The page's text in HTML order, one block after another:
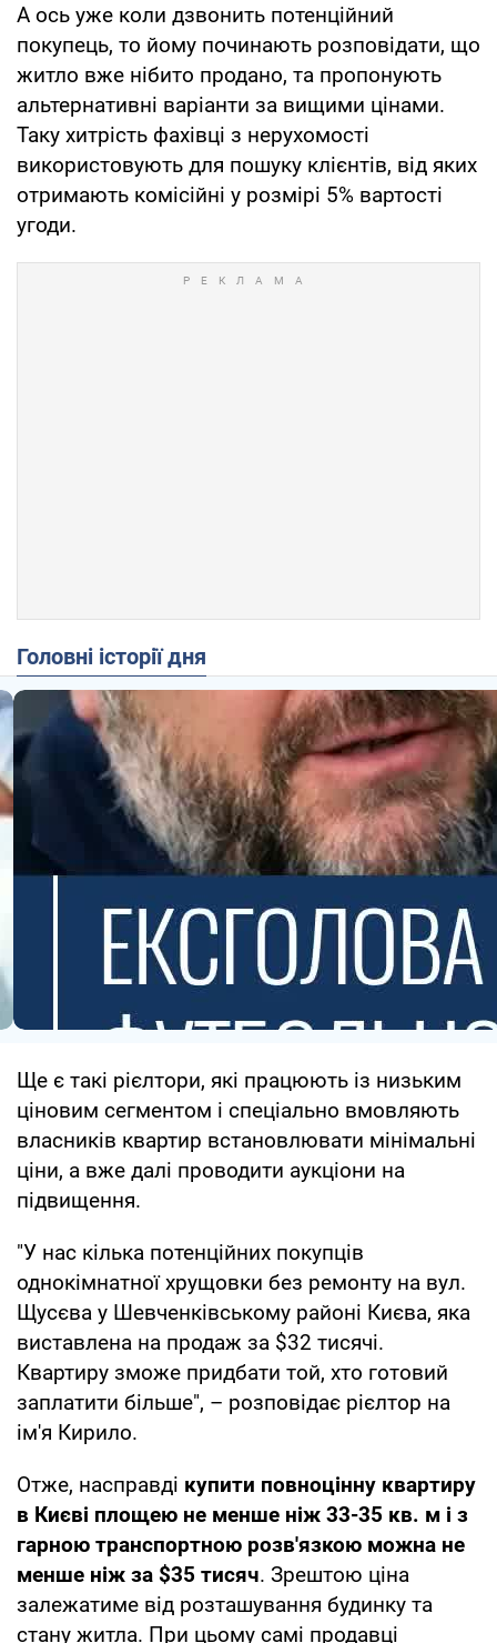
А ось уже коли дзвонить потенційний
покупець, то йому починають розповідати, що
житло вже нібито продано, та пропонують
альтернативні варіанти за вищими цінами.
Таку хитрість фахівці з нерухомості
використовують для пошуку клієнтів, від яких
отримають комісійні у розмірі 5% вартості
угоди.
Головні історії дня
Ще є такі рієлтори, які працюють із низьким
ціновим сегментом і спеціально вмовляють
власників квартир встановлювати мінімальні
ціни, а вже далі проводити аукціони на
підвищення.
"У нас кілька потенційних покупців
однокімнатної хрущовки без ремонту на вул.
Щусєва у Шевченківському районі Києва, яка
виставлена на продаж за $32 тисячі.
Квартиру зможе придбати той, хто готовий
заплатити більше", – розповідає рієлтор на
ім'я Кирило.
Отже, насправді купити повноцінну квартиру
в Києві площею не менше ніж 33-35 кв. м і з
гарною транспортною розв'язкою можна не
менше ніж за $35 тисяч. Зрештою ціна
залежатиме від розташування будинку та
стану житла. При цьому самі продавці